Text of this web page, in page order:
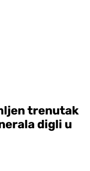
trenutak
digli u